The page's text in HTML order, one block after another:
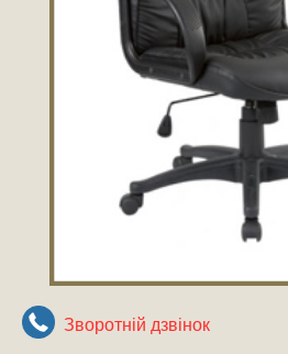
Зворотнiй дзвiнок